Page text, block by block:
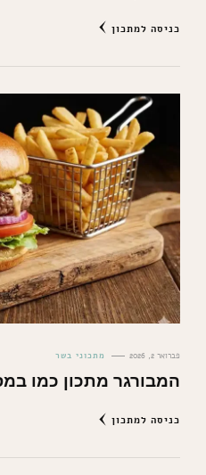
כניסה למתכון
פברואר 2, 2026 מתכוני בשר
המבורגר מתכון כמו
כניסה למתכון